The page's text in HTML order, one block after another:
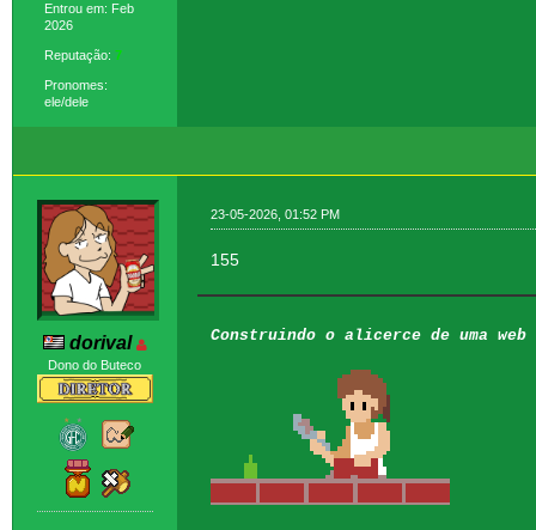
Entrou em: Feb
2026
Reputação: 7
Pronomes:
ele/dele
dorival
Dono do Buteco
23-05-2026, 01:52 PM
155
Construindo o alicerce de uma